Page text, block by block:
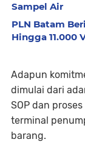
Sampel Air
PLN Batam
Hingga 11.000
Adapun
dimulai dari
SOP dan
terminal
barang.